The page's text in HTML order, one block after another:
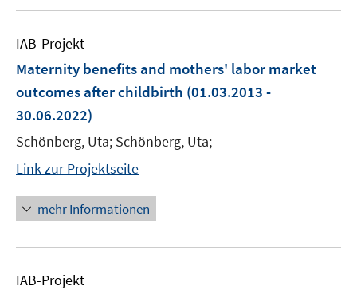
IAB-Projekt
Maternity benefits and mothers' labor market
outcomes after childbirth (01.03.2013 -
30.06.2022)
Schönberg, Uta; Schönberg, Uta;
Link zur Projektseite
mehr Informationen
IAB-Projekt